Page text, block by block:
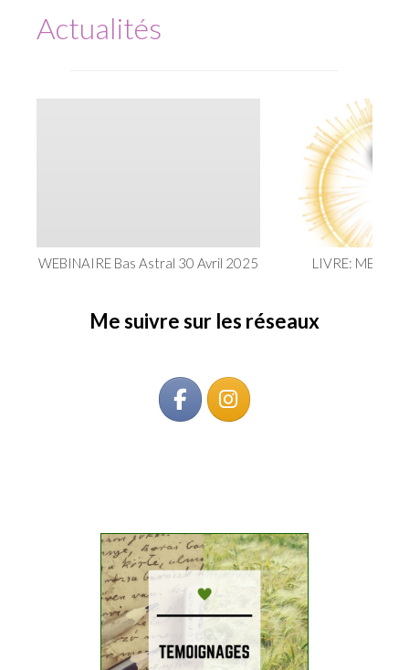
Actualités
WEBINAIRE Bas Astral 30 Avril 2025 LIVRE:
Me suivre sur les réseaux